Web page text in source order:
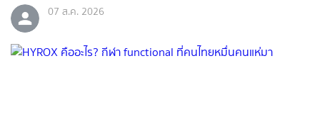
07 ส.ค. 2026